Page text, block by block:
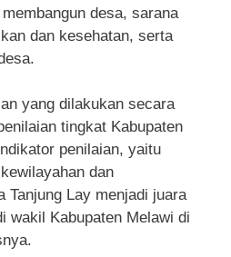
desa, sarana
dan kesehatan, serta
yang dilakukan secara
tingkat Kabupaten
penilaian, yaitu
dan
Tanjung Lay menjadi juara
wakil Kabupaten Melawi di